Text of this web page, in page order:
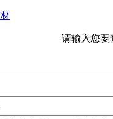
请输入您要